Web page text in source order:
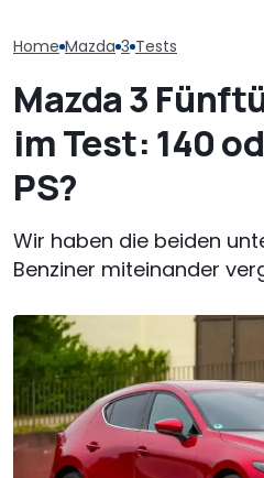
Home Mazda 3 Tests
Mazda 3
im Test: 140
PS?
Wir haben die beiden
Benziner miteinander